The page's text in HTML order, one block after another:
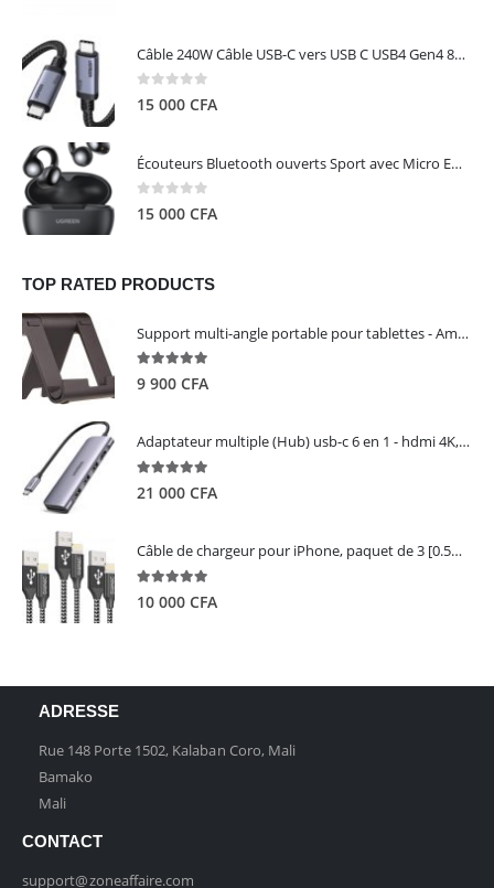
Câble 240W Câble USB-C vers USB C USB4 Gen4 80Gbps pour Thunderbolt 5/4/3, Premium 18K double écran triple 4K PD3.1 - UGREEN
0 out of 5
15 000 CFA
Écouteurs Bluetooth ouverts Sport avec Micro ENC IPX5 – HiTune S3 UGREEN 45785
0 out of 5
15 000 CFA
TOP RATED PRODUCTS
Support multi-angle portable pour tablettes - Amazon Basics
5.00out of 5
9 900 CFA
Adaptateur multiple (Hub) usb-c 6 en 1 - hdmi 4K, 3 ports USB 3.0 et lecteur de carte sd tf - UGREEN
5.00out of 5
21 000 CFA
Câble de chargeur pour iPhone, paquet de 3 [0.5M 1M 2M] - GIANAC
5.00out of 5
10 000 CFA
ADRESSE
Rue 148 Porte 1502, Kalaban Coro, Mali
Bamako
Mali
CONTACT
support@zoneaffaire.com